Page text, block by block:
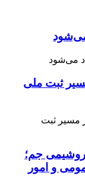
در مسیر ثبت ملی
جم؛
و امور